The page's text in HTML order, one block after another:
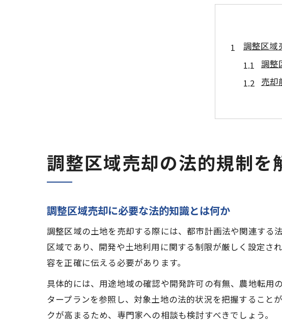
調整区域
調整
売却
調
調整
美浦村
美浦
調
都市
土地
調整
調整
調整区域売却の法的規制を
調整区域売却に必要な法的知識とは何か
調整区域の土地を売却する際には、都市計画法や関連する
区域であり、開発や土地利用に関する制限が厳しく設定さ
容を正確に伝える必要があります。
具体的には、用途地域の確認や開発許可の有無、農地転用
タープランを参照し、対象土地の法的状況を把握すること
クが高まるため、専門家への相談も検討すべきでしょう。